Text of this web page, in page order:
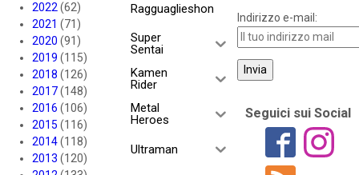
2022(62)
2021 (71)
2020 (91)
2019 (115)
2018 (126)
2017(148)
2016 (106)
2015 (116)
2014(118)
2013 (120)
Ragguaglieshon
Super
Sentai
Kamen
Rider
Metal
Heroes
Ultraman
Indirizzo e-mail:
Seguici sui Social